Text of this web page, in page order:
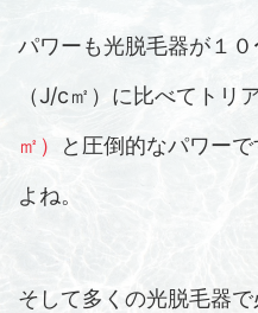
パワーも光脱毛器が１
（J/c㎡）に比べてトリ
㎡）
と圧倒的なパワー
よね。
そして多くの光脱毛器